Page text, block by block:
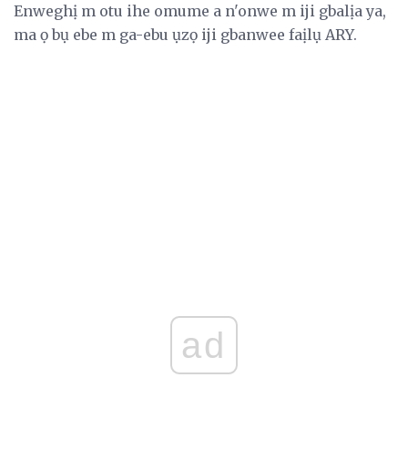
Enweghị m otu ihe omume a n'onwe m iji gbalịa ya,
ma ọ bụ ebe m ga-ebu ụzọ iji gbanwee faịlụ ARY.
ad